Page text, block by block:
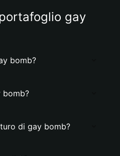
gay
bomb?
bomb?
di gay bomb?